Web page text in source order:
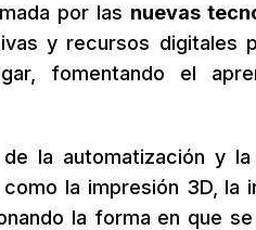
por las nuevas
y recursos digitales
fomentando el
la automatización y
la impresión 3D, la
la forma en que